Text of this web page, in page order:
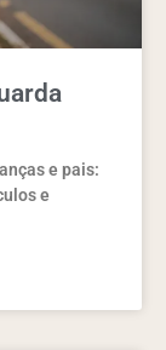
e pais:
e